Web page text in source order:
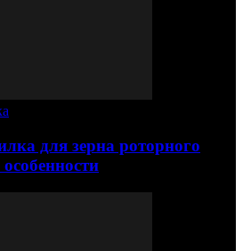
для зерна роторного